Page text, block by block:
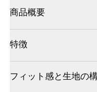
商品概要
特徴
フィット感と生地の